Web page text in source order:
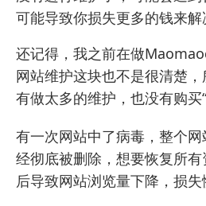
可能导致你损失更多的钱来解
还记得，我之前在做
网站维护这块也不是很清楚
有做太多的维护，也没有购买“
有一次网站中了病毒，整个
经彻底被删除，想要恢复所
后导致网站浏览量下降，损失